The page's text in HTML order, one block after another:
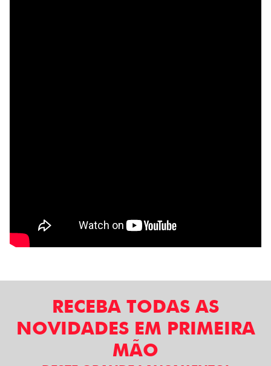
RECEBA TODAS AS
NOVIDADES EM PRIMEIRA
MÃO